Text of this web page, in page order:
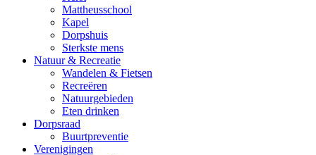
Mattheusschool
Kapel
Dorpshuis
Sterkste mens
Natuur & Recreatie
Wandelen & Fietsen
Recreëren
Natuurgebieden
Eten drinken
Dorpsraad
Buurtpreventie
Verenigingen